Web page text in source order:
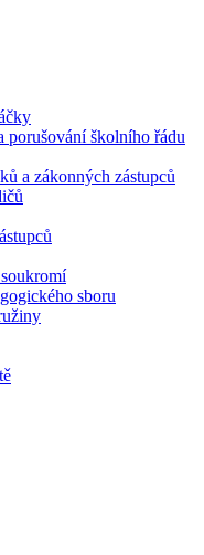
porušování školního řádu
a zákonných zástupců
sboru